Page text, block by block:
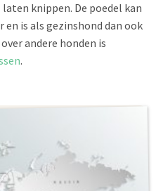
knippen. De poedel kan
en is als gezinshond dan ook
andere honden is
.